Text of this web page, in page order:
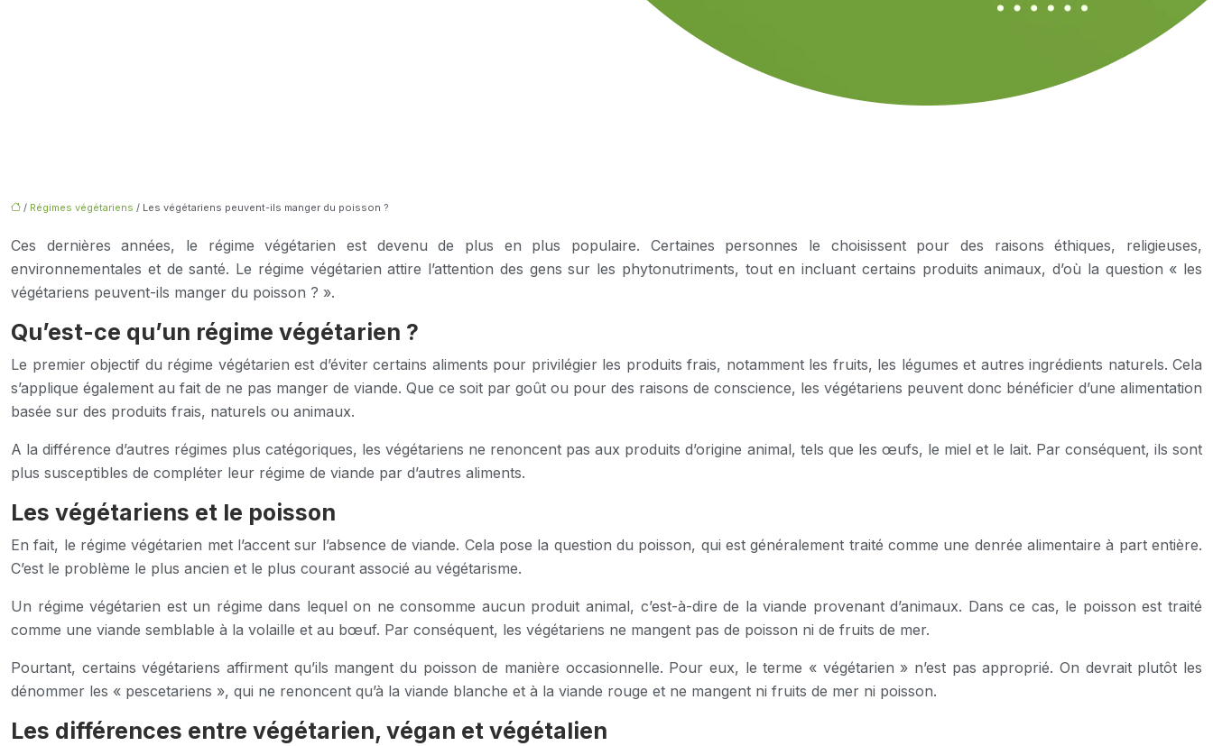
/ Régimes végétariens / Les végétariens peuvent-ils manger du poisson ?
Ces dernières années, le régime végétarien est devenu de plus en plus populaire. Certaines personnes le choisissent pour des raisons éthiques, religieuses,
environnementales et de santé. Le régime végétarien attire l’attention des gens sur les phytonutriments, tout en incluant certains produits animaux, d’où la question « les
végétariens peuvent-ils manger du poisson ? ».
Qu’est-ce qu’un régime végétarien ?
Le premier objectif du régime végétarien est d’éviter certains aliments pour privilégier les produits frais, notamment les fruits, les légumes et autres ingrédients naturels. Cela
s’applique également au fait de ne pas manger de viande. Que ce soit par goût ou pour des raisons de conscience, les végétariens peuvent donc bénéficier d’une alimentation
basée sur des produits frais, naturels ou animaux.
A la différence d’autres régimes plus catégoriques, les végétariens ne renoncent pas aux produits d’origine animal, tels que les œufs, le miel et le lait. Par conséquent, ils sont
plus susceptibles de compléter leur régime de viande par d’autres aliments.
Les végétariens et le poisson
En fait, le régime végétarien met l’accent sur l’absence de viande. Cela pose la question du poisson, qui est généralement traité comme une denrée alimentaire à part entière.
C’est le problème le plus ancien et le plus courant associé au végétarisme.
Un régime végétarien est un régime dans lequel on ne consomme aucun produit animal, c’est-à-dire de la viande provenant d’animaux. Dans ce cas, le poisson est traité
comme une viande semblable à la volaille et au bœuf. Par conséquent, les végétariens ne mangent pas de poisson ni de fruits de mer.
Pourtant, certains végétariens affirment qu’ils mangent du poisson de manière occasionnelle. Pour eux, le terme « végétarien » n’est pas approprié. On devrait plutôt les
dénommer les « pescetariens », qui ne renoncent qu’à la viande blanche et à la viande rouge et ne mangent ni fruits de mer ni poisson.
Les différences entre végétarien, végan et végétalien